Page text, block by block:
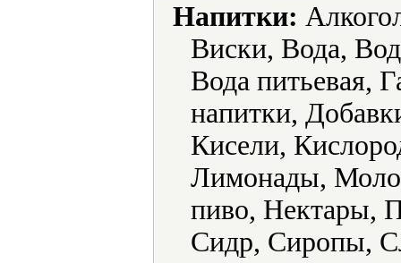
Напитки:
Виски, Вода,
Вода питьевая,
напитки,
Кисели,
Лимонады,
пиво, Нектары,
Сидр, Сиропы,